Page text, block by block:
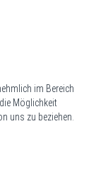
im Bereich
Möglichkeit
uns zu beziehen.